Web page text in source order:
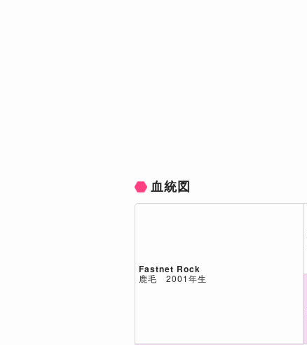
血統図
Fastnet Rock
鹿毛 2001年生